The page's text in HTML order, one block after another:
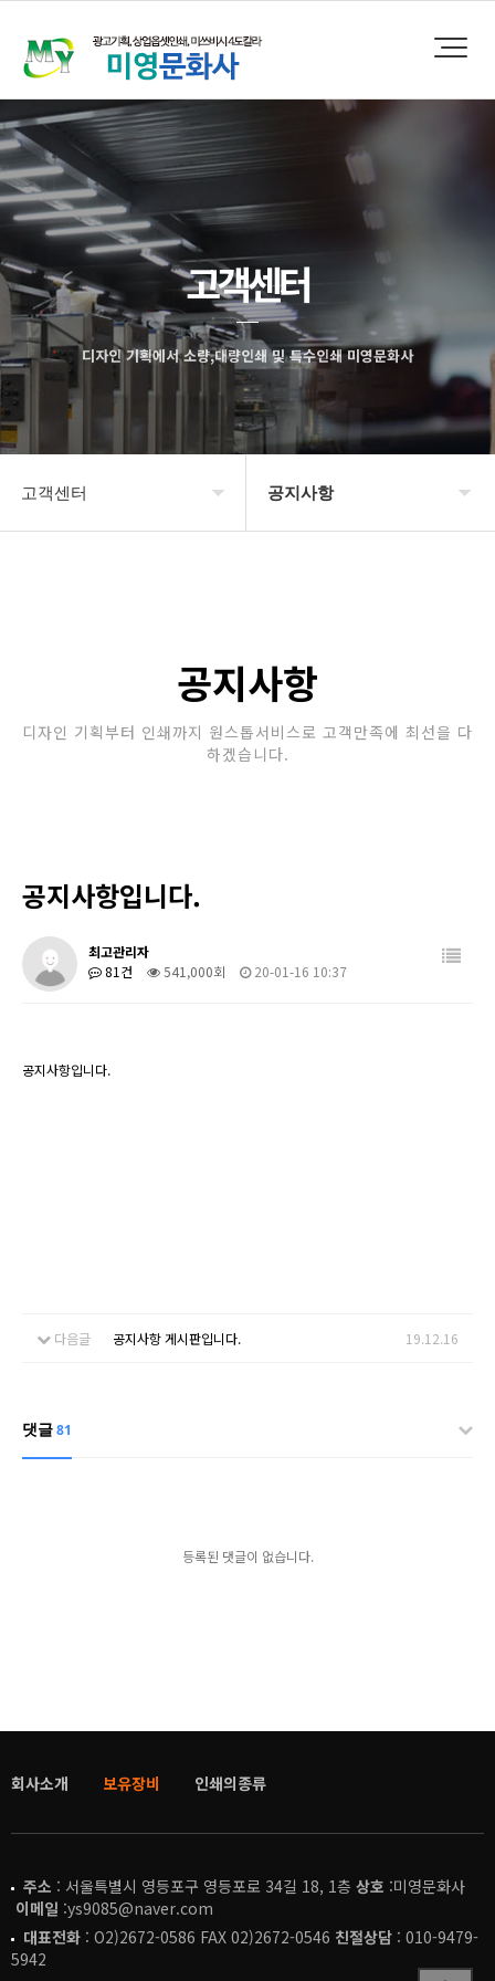
고객센터
디자인 기획에서 소량,대량인쇄 및 특수인쇄 미영문화사
고객센터 공지사항
공지사항
디자인 기획부터 인쇄까지 원스톱서비스로 고객만족에 최선을 다
하겠습니다.
공지사항입니다.
최고관리자
81건
541,000회 20-01-16 10:37
공지사항입니다.
다음글 공지사항 게시판입니다. 19.12.16
댓글81
등록된 댓글이 없습니다.
회사소개 보유장비 인쇄의종류
주소 : 서울특별시 영등포구 영등포로 34길 18, 1층 상호 :미영문화사
이메일 :ys9085@naver.com
대표전화 : O2)2672-0586 FAX 02)2672-0546 친절상담 : 010-9479-
5942